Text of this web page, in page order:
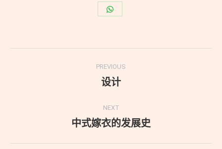
PREVIOUS
Previous
设计
NEXT
Next
中式嫁衣的发展史